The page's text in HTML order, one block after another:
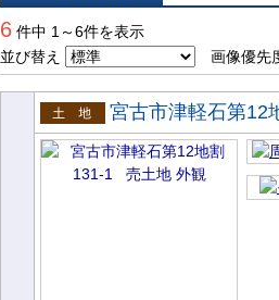
6 件中 1～6件を表示
並び替え
画像優先
売土地
宮古市津軽石第12